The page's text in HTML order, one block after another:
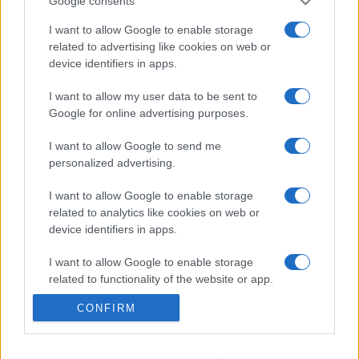
I want to allow Google to enable storage
related to advertising like cookies on web or
device identifiers in apps.
I want to allow my user data to be sent to
Google for online advertising purposes.
I want to allow Google to send me
personalized advertising.
I want to allow Google to enable storage
related to analytics like cookies on web or
device identifiers in apps.
I want to allow Google to enable storage
related to functionality of the website or app.
I want to allow Google to enable storage
CONFIRM
Megérkezett az eső a Duna
vízgyűjtőjére
Víztoronyba rekedt munkásokat
KIEMELT
Megérkezett az eső a Duna
vízgyűjtőjére